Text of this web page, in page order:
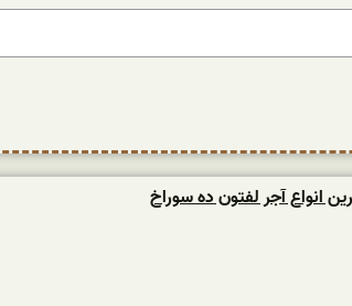
انواع آجر لفتون ده سوراخ